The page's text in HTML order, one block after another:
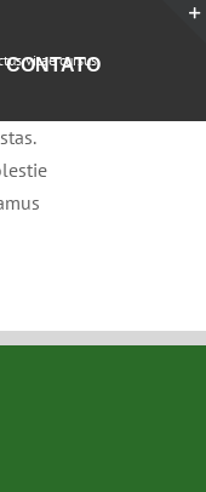
CONTATO
vitae cursus.